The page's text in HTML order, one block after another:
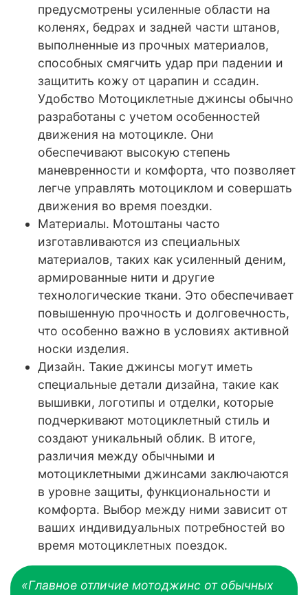
предусмотрены усиленные области на
коленях, бедрах и задней части штанов,
выполненные из прочных материалов,
способных смягчить удар при падении и
защитить кожу от царапин и ссадин.
Удобство Мотоциклетные джинсы обычно
разработаны с учетом особенностей
движения на мотоцикле. Они
обеспечивают высокую степень
маневренности и комфорта, что позволяет
легче управлять мотоциклом и совершать
движения во время поездки.
Материалы. Мотоштаны часто
изготавливаются из специальных
материалов, таких как усиленный деним,
армированные нити и другие
технологические ткани. Это обеспечивает
повышенную прочность и долговечность,
что особенно важно в условиях активной
носки изделия.
Дизайн. Такие джинсы могут иметь
специальные детали дизайна, такие как
вышивки, логотипы и отделки, которые
подчеркивают мотоциклетный стиль и
создают уникальный облик. В итоге,
различия между обычными и
мотоциклетными джинсами заключаются
в уровне защиты, функциональности и
комфорта. Выбор между ними зависит от
ваших индивидуальных потребностей во
время мотоциклетных поездок.
«Главное отличие мотоджинс от обычных